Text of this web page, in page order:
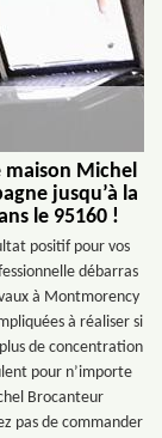
maison Michel
jusqu’à la
le 95160 !
positif pour vos
débarras
à Montmorency
à réaliser si
de concentration
pour n’importe
Brocanteur
pas de commander